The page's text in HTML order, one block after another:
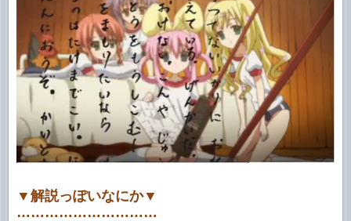
▼解説っぽいなにか▼
…………………………